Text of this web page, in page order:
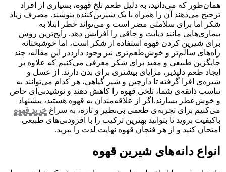
همان‌طور که می‌دانید، به دلیل طعم تلخ قهوه، بسیاری از افراد
ترجیح می‌دهند آن را همراه با یک شیرین‌کننده بنوشند. مصرف زیاد
شکر اما برای سلامتی مضر است و می‌تواند خطر ابتلا به
بیماری‌هایی مانند دیابت و چاقی را افزایش دهد. رایج‌ترین روش
برای شیرین کردن قهوه استفاده از شکر است، اما خوشبختانه
راه‌های سالم‌تر و خوش‌طعم‌تری نیز وجود دارددر این مقاله، چند
جایگزین طبیعی و مفید برای شکر معرفی می‌کنیم که علاوه بر
ایجاد طعم دلپذیر، مزایای بیشتری برای بدن دارند. از عسل و
شیره‌ی افرا گرفته تا دارچین و شیر گیاهی، هر کدام می‌توانند به
تناسب ذائقه‌ی شما، تلخی قهوه را کاهش دهند و نوشیدنی‌ای خاص
و خوش‌عطر بسازند.اگر از علاقه‌مندان به قهوه هستید، پیشنهاد
می‌کنیم برای تجربه‌ی طعمی بی‌نظیر و تازه، به سراغ خرید قهوه
باکیفیت بروید تا بتوانید بهترین ترکیب را با افزودنی‌های طبیعی
امتحان کنید و از هر فنجان قهوه نهایت لذت را ببرید.
انواع دانه‌های شیرین قهوه